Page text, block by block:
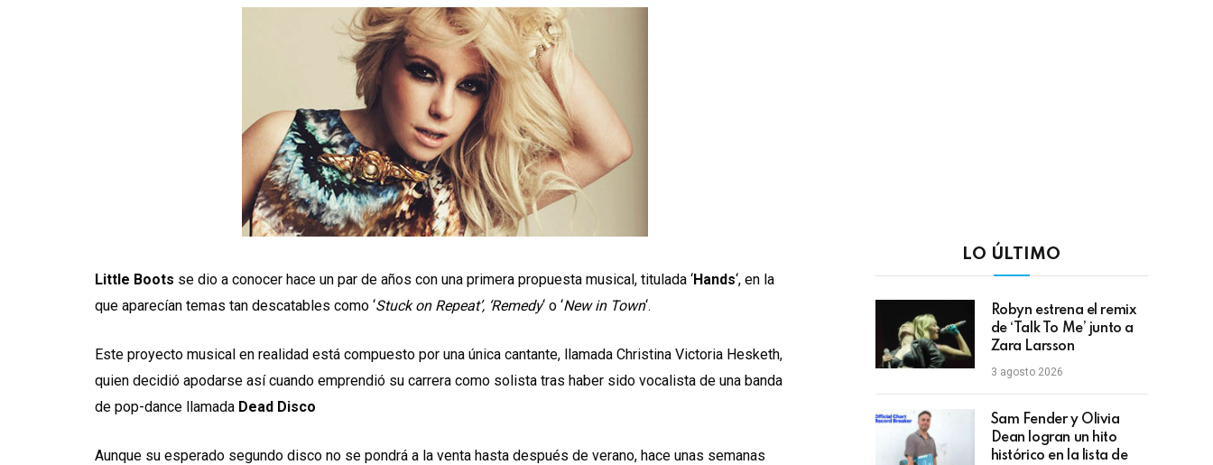
Little Boots se dio a conocer hace un par de años con una primera propuesta musical, titulada ‘Hands‘, en la
que aparecían temas tan descatables como ‘Stuck on Repeat’, ‘Remedy‘ o ‘New in Town‘.
Este proyecto musical en realidad está compuesto por una única cantante, llamada Christina Victoria Hesketh,
quien decidió apodarse así cuando emprendió su carrera como solista tras haber sido vocalista de una banda
de pop-dance llamada Dead Disco
Aunque su esperado segundo disco no se pondrá a la venta hasta después de verano, hace unas semanas
LO ÚLTIMO
Robyn estrena el remix
de ‘Talk To Me’ junto a
Zara Larsson
3 agosto 2026
Sam Fender y Olivia
Dean logran un hito
histórico en la lista de